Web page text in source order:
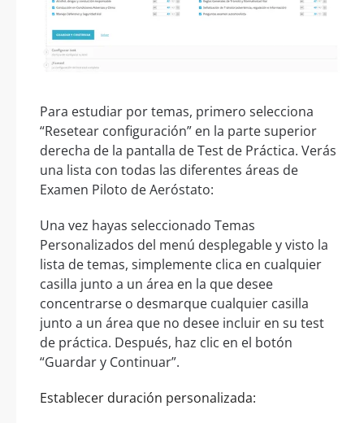
Para estudiar por temas, primero selecciona
“Resetear configuración” en la parte superior
derecha de la pantalla de Test de Práctica. Verás
una lista con todas las diferentes áreas de
Examen Piloto de Aeróstato:
Una vez hayas seleccionado Temas
Personalizados del menú desplegable y visto la
lista de temas, simplemente clica en cualquier
casilla junto a un área en la que desee
concentrarse o desmarque cualquier casilla
junto a un área que no desee incluir en su test
de práctica. Después, haz clic en el botón
“Guardar y Continuar”.
Establecer duración personalizada: